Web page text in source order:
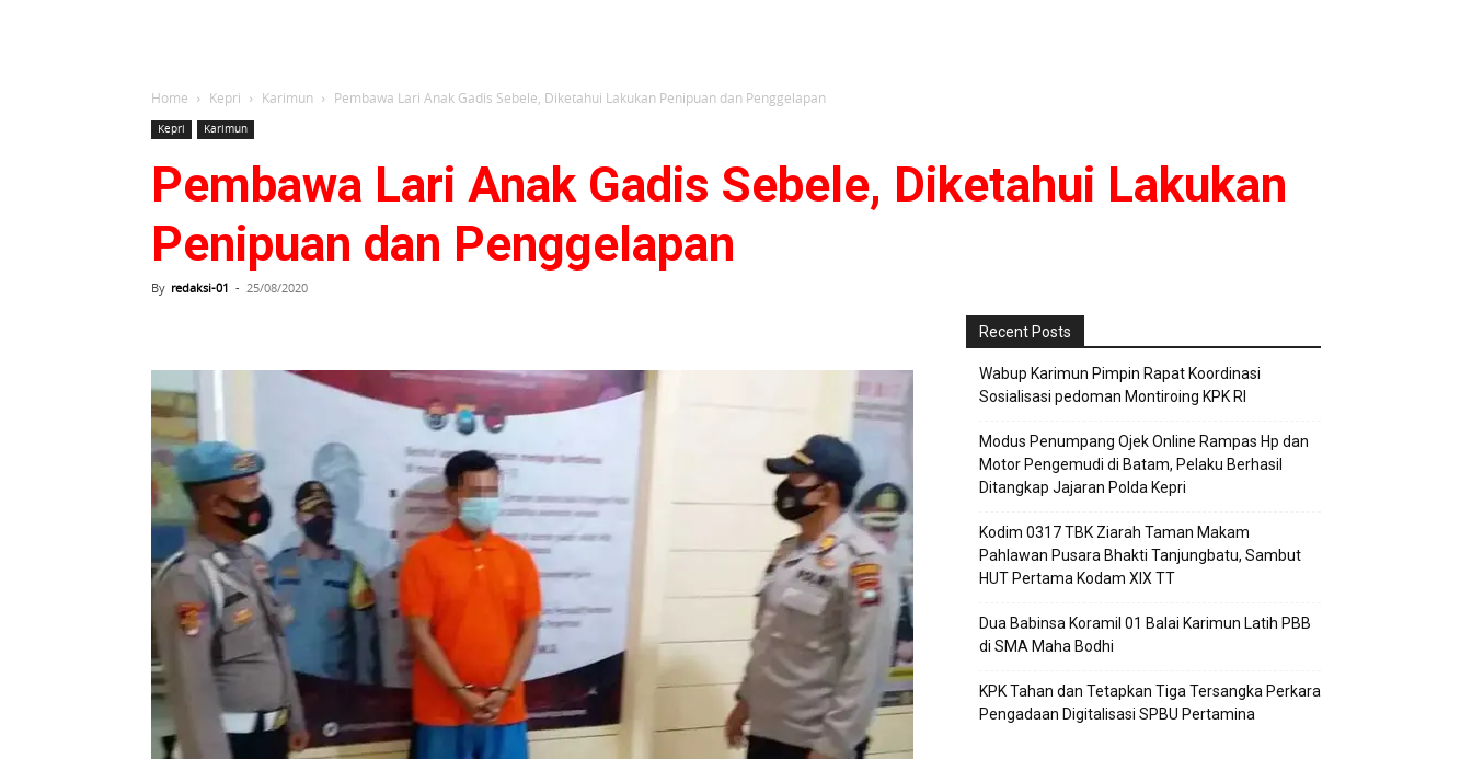
Home Kepri Karimun Pembawa Lari Anak Gadis Sebele, Diketahui Lakukan Penipuan dan Penggelapan
Kepri Karimun
Pembawa Lari Anak Gadis Sebele, Diketahui Lakukan
Penipuan dan Penggelapan
By redaksi-01 - 25/08/2020
Recent Posts
Wabup Karimun Pimpin Rapat Koordinasi
Sosialisasi pedoman Montiroing KPK RI
Modus Penumpang Ojek Online Rampas Hp dan
Motor Pengemudi di Batam, Pelaku Berhasil
Ditangkap Jajaran Polda Kepri
Kodim 0317 TBK Ziarah Taman Makam
Pahlawan Pusara Bhakti Tanjungbatu, Sambut
HUT Pertama Kodam XIX TT
Dua Babinsa Koramil 01 Balai Karimun Latih PBB
di SMA Maha Bodhi
KPK Tahan dan Tetapkan Tiga Tersangka Perkara
Pengadaan Digitalisasi SPBU Pertamina